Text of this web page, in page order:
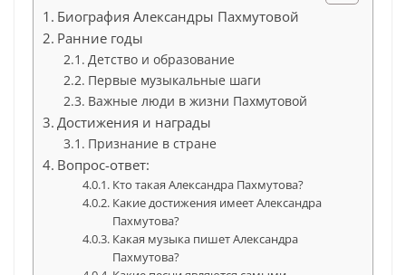
Биография Александры Пахмутовой
Ранние годы
Детство и образование
Первые музыкальные шаги
Важные люди в жизни Пахмутовой
Достижения и награды
Признание в стране
Вопрос-ответ:
Кто такая Александра Пахмутова?
Какие достижения имеет Александра
Пахмутова?
Какая музыка пишет Александра
Пахмутова?